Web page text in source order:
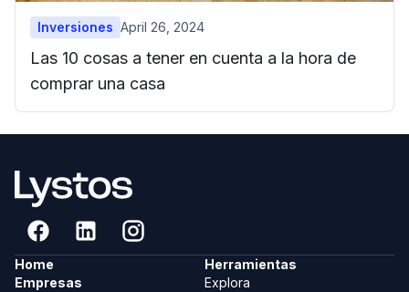
Inversiones April 26, 2024
Las 10 cosas a tener en cuenta a la hora de
comprar una casa
Home
Empresas
Herramientas
Explora